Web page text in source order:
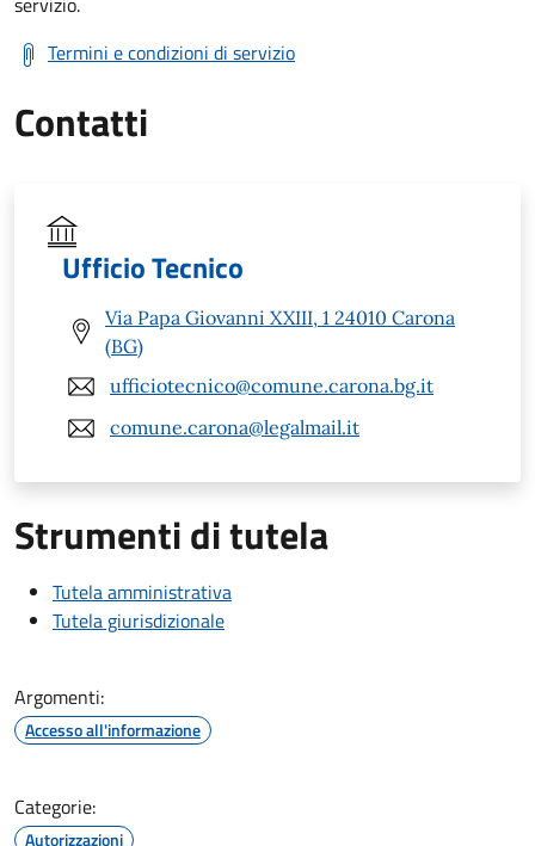
Termini e condizioni di servizio
Contatti
Ufficio Tecnico
Via Papa Giovanni XXIII, 1 24010 Carona
(BG)
ufficiotecnico@comune.carona.bg.it
comune.carona@legalmail.it
Strumenti di tutela
Tutela amministrativa
Tutela giurisdizionale
Argomenti:
Accesso all'informazione
Categorie:
Autorizzazioni